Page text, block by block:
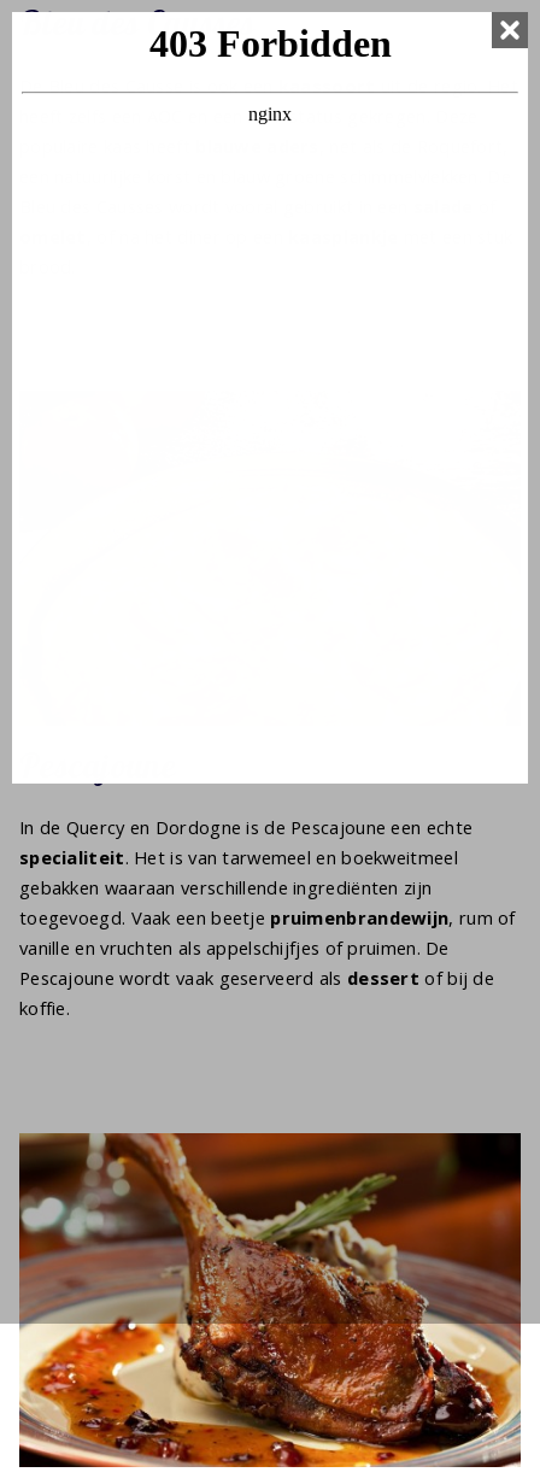
Bleu des Causses
heeft zelfs een AOC en een AOP status gekregen. Deze
In de Quercy en Dordogne is de Pescajoune een echte
specialiteit. Het is van tarwemeel en boekweitmeel
gebakken waaraan verschillende ingrediënten zijn
toegevoegd. Vaak een beetje pruimenbrandewijn, rum of
vanille en vruchten als appelschijfjes of pruimen. De
Pescajoune wordt vaak geserveerd als dessert of bij de
koffie.